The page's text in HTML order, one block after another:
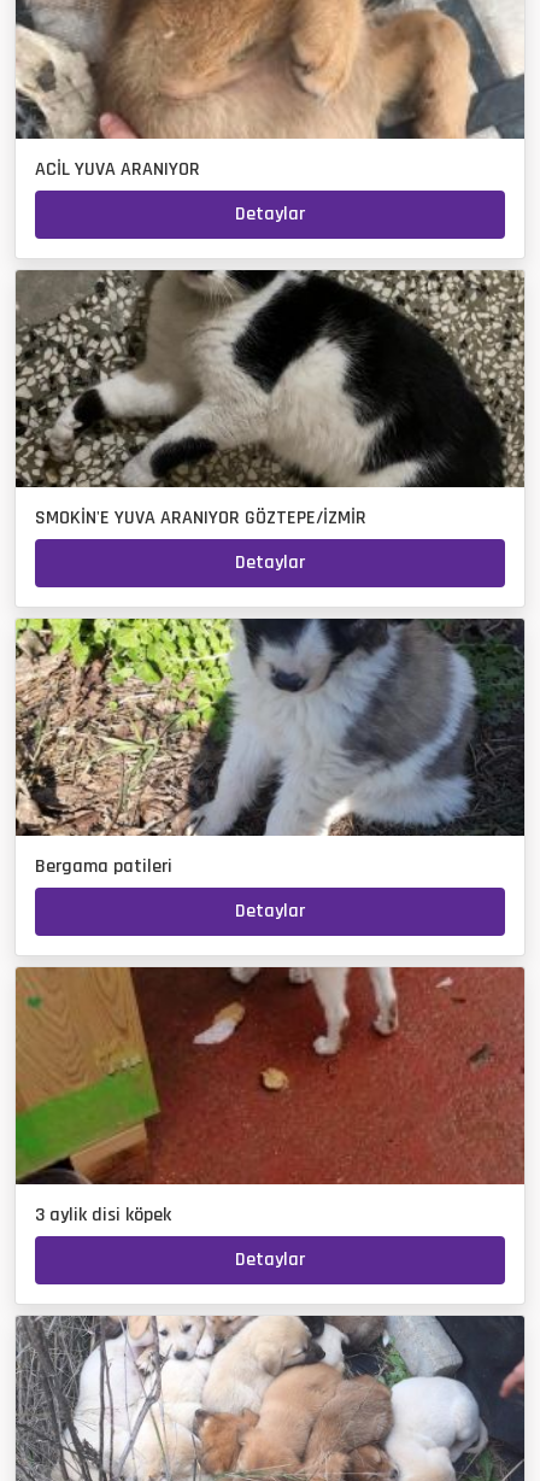
ACİL YUVA ARANIYOR
Detaylar
SMOKİN'E YUVA ARANIYOR GÖZTEPE/İZMİR
Detaylar
Bergama patileri
Detaylar
3 aylik disi köpek
Detaylar